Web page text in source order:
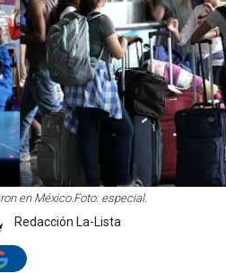
en México.Foto: especial.
Redacción La-Lista